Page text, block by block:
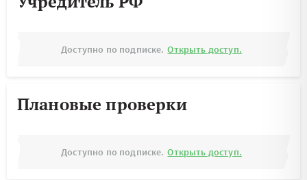
Доступно по подписке. Открыть доступ.
Плановые проверки
Доступно по подписке. Открыть доступ.